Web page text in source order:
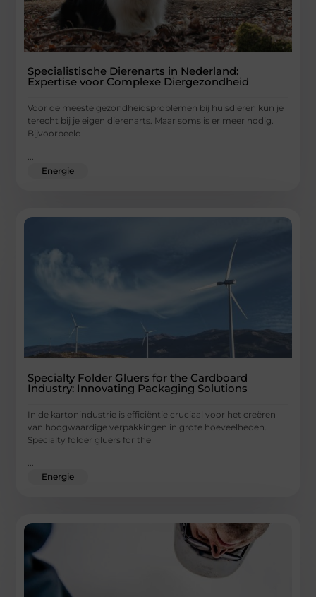
Specialistische Dierenarts in Nederland:
Expertise voor Complexe Diergezondheid
Voor de meeste gezondheidsproblemen bij huisdieren kun je
terecht bij je eigen dierenarts. Maar soms is er meer nodig.
Bijvoorbeeld
Energie
Specialty Folder Gluers for the Cardboard
Industry: Innovating Packaging Solutions
In de kartonindustrie is efficiëntie cruciaal voor het creëren
van hoogwaardige verpakkingen in grote hoeveelheden.
Specialty folder gluers for the
...
Energie